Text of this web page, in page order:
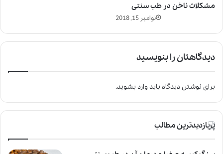
مشکلات ناخن در طب سنتی
نوامبر 15, 2018
دیدگاهتان را بنویسید
برای نوشتن دیدگاه بایدوارد بشوید.
پربازدیدترین مطالب